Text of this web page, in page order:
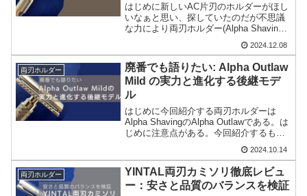
はじめに新しいAC片刃のホルダーがほし
いなぁと思い、探していたのだが不思議
な力により両刃ホルダー(Alpha Shaving
で、改めて片刃のホルダーを買ったので
ある。買ったのはAlpha Shav...
2024.12.08
両刃ホルダー
廃番でも語りたい: Alpha Outlaw
Mild の実力と進化する後継モデ
ル
はじめに今回紹介する両刃ホルダーは
Alpha ShavingのAlpha Outlawである。は
じめに注意点がある。今回紹介するもの
Alpha Outlaw Evolutionがあるので、その
参考にでもなれ...
2024.10.14
両刃ホルダー
YINTAL両刃カミソリ徹底レビュ
ー：安さと品質のバランスを検証